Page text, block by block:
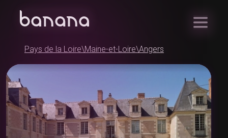
Pays de la Loire\Maine-et-Loire\Angers